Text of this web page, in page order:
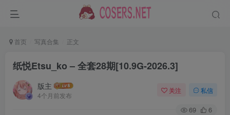
首页 写真合集 正文
纸悦Etsu_ko – 全套28期[10.9G-2026.3]
版主
4个月前发布
关注 私信
69 6